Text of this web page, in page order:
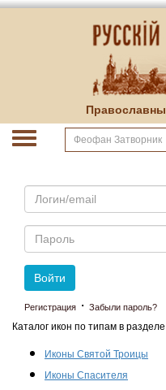
Email
Пароль
Войти
Регистрация · Забыли пароль?
Каталог икон по типам в разделе
Иконы Святой Троицы
Иконы Спасителя